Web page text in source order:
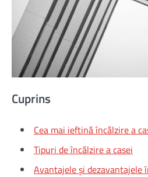
Cuprins
Cea mai ieftină încălzire a
Tipuri de încălzire a casei
Avantajele și dezavantajele